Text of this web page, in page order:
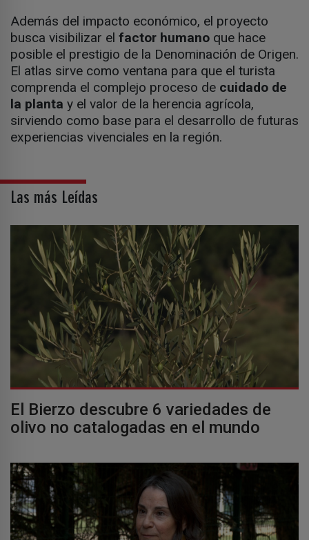
Además del impacto económico, el proyecto
busca visibilizar el factor humano que hace
posible el prestigio de la Denominación de Origen.
El atlas sirve como ventana para que el turista
comprenda el complejo proceso de cuidado de
la planta y el valor de la herencia agrícola,
sirviendo como base para el desarrollo de futuras
experiencias vivenciales en la región.
Las más Leídas
El Bierzo descubre 6 variedades de
olivo no catalogadas en el mundo